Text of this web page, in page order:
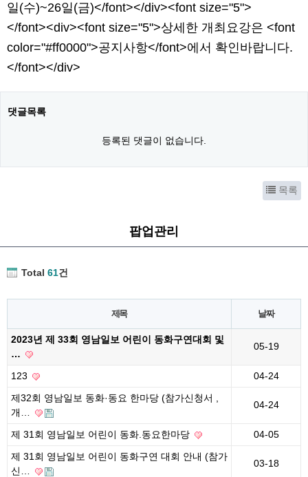
일(수)~26일(금)</font></div><font size="5">
</font><div><font size="5">상세한 개최요강은 <font
color="#ff0000">공지사항</font>에서 확인바랍니다.
</font></div>
댓글목록
등록된 댓글이 없습니다.
목록
팝업관리
Total 61건
제목 날짜
2023년 제 33회 영남일보 어린이 동화구연대회 및
…
05-19
123
04-24
제32회 영남일보 동화·동요 한마당 (참가신청서 ,
개…
04-24
제 31회 영남일보 어린이 동화.동요한마당
04-05
제 31회 영남일보 어린이 동화구연 대회 안내 (참가
신…
03-18